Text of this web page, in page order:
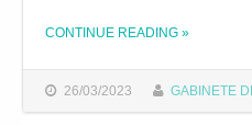
26/03/2023 GABINETE
CONTINUE READING »